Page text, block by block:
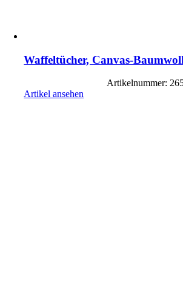
Waffeltücher, Canvas-
Artikelnummer:
Artikel ansehen